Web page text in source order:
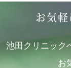
お気
池田クリニック
お